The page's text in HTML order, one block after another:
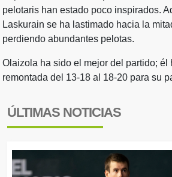
pelotaris han estado poco inspirados.
Laskurain se ha lastimado hacia la
perdiendo abundantes pelotas.
Olaizola ha sido el mejor del partido; él
remontada del 13-18 al 18-20 para su
ÚLTIMAS NOTICIAS